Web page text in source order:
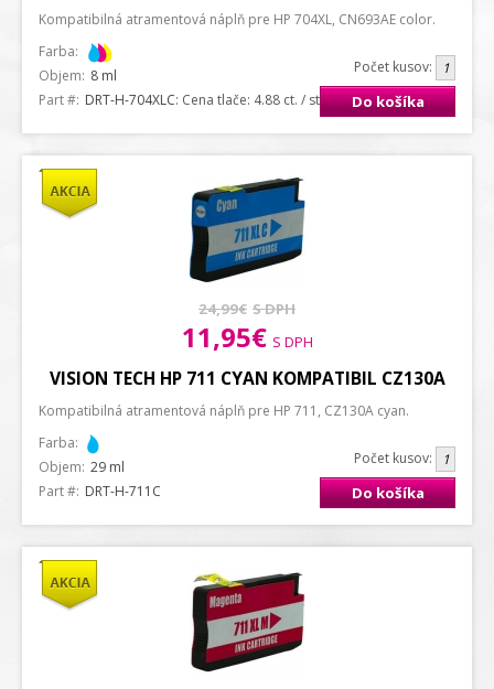
Počet kusov:
Do košíka
Kompatibilná atramentová náplň pre HP 704XL, CN693AE color.
Farba:
Objem: 8 ml
Part #: DRT-H-704XLC: Cena tlače: 4.88 ct. / strana A4
24,99€ S DPH
11,95€ S DPH
Počet kusov:
Do košíka
VISION TECH HP 711 CYAN KOMPATIBIL CZ130A
Kompatibilná atramentová náplň pre HP 711, CZ130A cyan.
Farba:
Objem: 29 ml
Part #: DRT-H-711C